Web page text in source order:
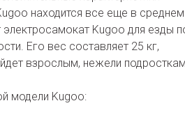
находится все еще в среднем
Kugoo для езды
Его вес составляет 25 кг,
взрослым, нежели
модели Kugoo: